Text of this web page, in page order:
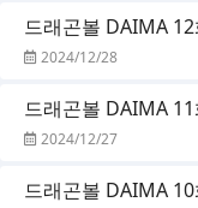
드래곤볼 DAIMA
2024/12/28
드래곤볼 DAIMA
2024/12/27
드래곤볼 DAIMA